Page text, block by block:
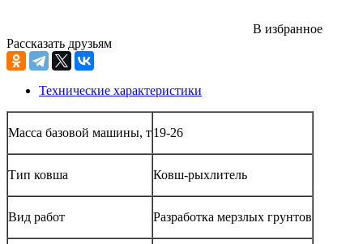
В избранное
Рассказать друзьям
Технические характеристики
Масса базовой машины, т19-26
Тип ковша Ковш-рыхлитель
Вид работ Разработка мерзлых грунтов